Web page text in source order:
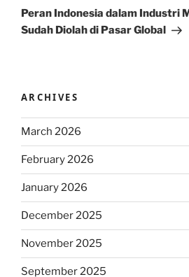
Post
Peran Indonesia dalam Industri
Sudah Diolah di Pasar Global
ARCHIVES
March 2026
February 2026
January 2026
December 2025
November 2025
September 2025